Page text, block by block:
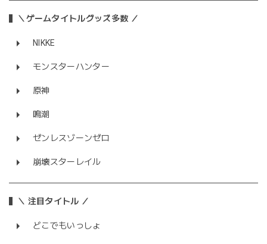
＼ゲームタイトルグッズ多数 ／
NIKKE
モンスターハンター
原神
鳴潮
ゼンレスゾーンゼロ
崩壊スターレイル
＼ 注目タイトル ／
どこでもいっしょ